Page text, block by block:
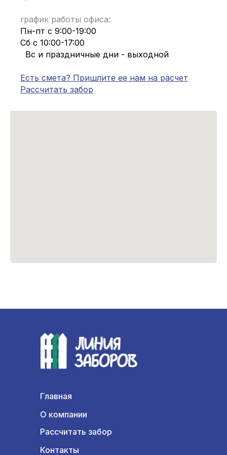
график работы офиса:
Пн-пт с 9:00-19:00
Сб с 10:00-17:00
Вс и праздничные дни - выходной
Есть смета? Пришлите ее нам на расчет
Рассчитать забор
Контакты
Рассчитать забор
О компании
Главная